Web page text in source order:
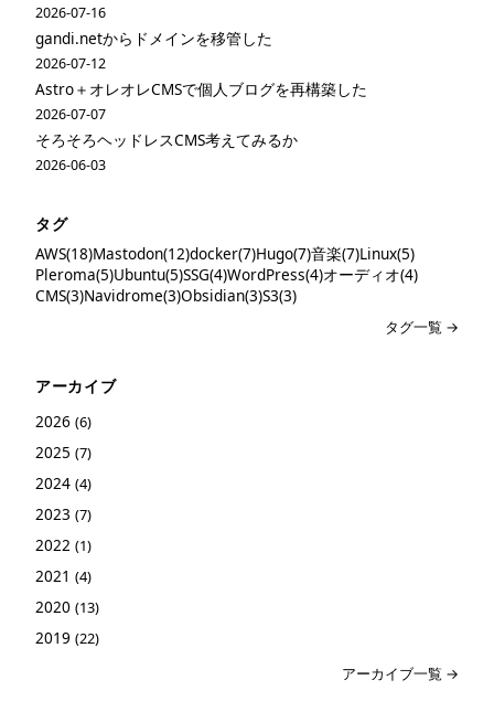
2026-07-16
gandi.netからドメインを移管した
2026-07-12
Astro＋オレオレCMSで個人ブログを再構築した
2026-07-07
そろそろヘッドレスCMS考えてみるか
2026-06-03
タグ
AWS(18)Mastodon(12)docker(7)Hugo(7)音楽(7)Linux(5)
Pleroma(5)Ubuntu(5)SSG(4)WordPress(4)オーディオ(4)
CMS(3)Navidrome(3)Obsidian(3)S3(3)
タグ一覧 →
アーカイブ
2026 (6)
2025 (7)
2024 (4)
2023 (7)
2022 (1)
2021 (4)
2020 (13)
2019 (22)
アーカイブ一覧 →